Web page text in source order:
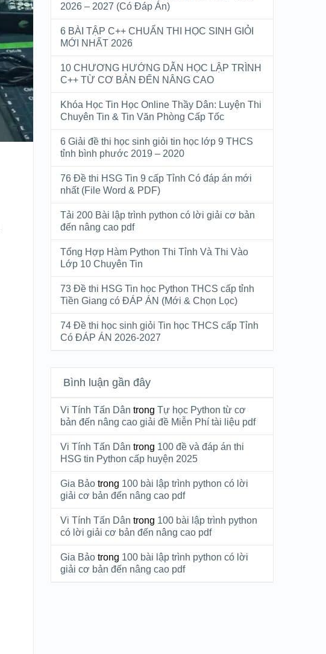
2026 – 2027 (Có Đáp Án)
6 BÀI TẬP C++ CHUẨN THI HỌC SINH GIỎI
MỚI NHẤT 2026
10 CHƯƠNG HƯỚNG DẪN HỌC LẬP TRÌNH
C++ TỪ CƠ BẢN ĐẾN NÂNG CAO
Khóa Học Tin Học Online Thầy Dân: Luyện Thi
Chuyên Tin & Tin Văn Phòng Cấp Tốc
6 Giải đề thi học sinh giỏi tin học lớp 9 THCS
tỉnh bình phước 2019 – 2020
76 Đề thi HSG Tin 9 cấp Tỉnh Có đáp án mới
nhất (File Word & PDF)
Tải 200 Bài lập trình python có lời giải cơ bản
đến nâng cao pdf
Tổng Hợp Hàm Python Thi Tỉnh Và Thi Vào
Lớp 10 Chuyên Tin
73 Đề thi HSG Tin học Python THCS cấp tỉnh
Tiền Giang có ĐÁP ÁN (Mới & Chọn Lọc)
74 Đề thi học sinh giỏi Tin học THCS cấp Tỉnh
Có ĐÁP ÁN 2026-2027
Bình luận gần đây
Vi Tính Tấn Dân trongTự học Python từ cơ
bản đến nâng cao giải đề Miễn Phí tài liệu pdf
Vi Tính Tấn Dân trong 100 đề và đáp án thi
HSG tin Python cấp huyện 2025
Gia Bảo trong 100 bài lập trình python có lời
giải cơ bản đến nâng cao pdf
Vi Tính Tấn Dân trong 100 bài lập trình python
có lời giải cơ bản đến nâng cao pdf
Gia Bảo trong 100 bài lập trình python có lời
giải cơ bản đến nâng cao pdf